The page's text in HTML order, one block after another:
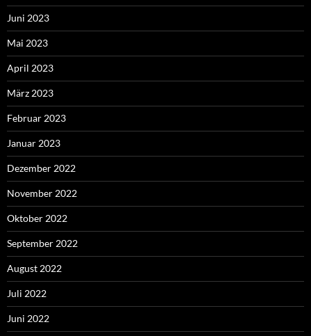
Juni 2023
Mai 2023
April 2023
März 2023
Februar 2023
Januar 2023
Dezember 2022
November 2022
Oktober 2022
September 2022
August 2022
Juli 2022
Juni 2022